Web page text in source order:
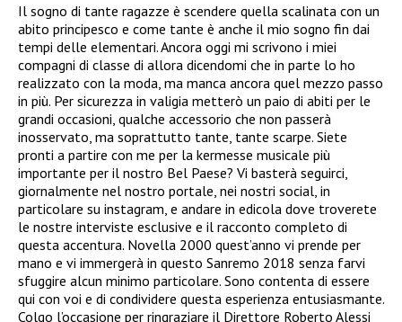
Il sogno di tante ragazze è scendere quella scalinata con un
abito principesco e come tante è anche il mio sogno fin dai
tempi delle elementari. Ancora oggi mi scrivono i miei
compagni di classe di allora dicendomi che in parte lo ho
realizzato con la moda, ma manca ancora quel mezzo passo
in più. Per sicurezza in valigia metterò un paio di abiti per le
grandi occasioni, qualche accessorio che non passerà
inosservato, ma soprattutto tante, tante scarpe. Siete
pronti a partire con me per la kermesse musicale più
importante per il nostro Bel Paese? Vi basterà seguirci,
giornalmente nel nostro portale, nei nostri social, in
particolare su instagram, e andare in edicola dove troverete
le nostre interviste esclusive e il racconto completo di
questa accentura. Novella 2000 quest’anno vi prende per
mano e vi immergerà in questo Sanremo 2018 senza farvi
sfuggire alcun minimo particolare. Sono contenta di essere
qui con voi e di condividere questa esperienza entusiasmante.
Colgo l’occasione per ringraziare il Direttore Roberto Alessi